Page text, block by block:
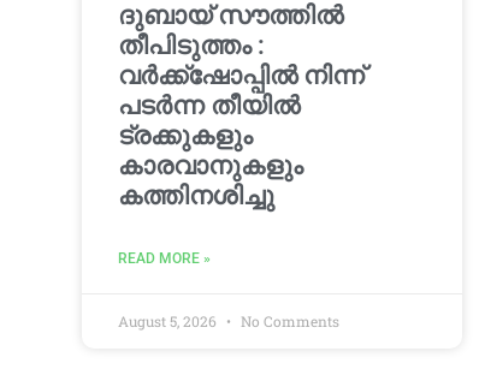
ദുബായ് സൗത്തിൽ
തീപിടുത്തം :
വർക്ക്‌ഷോപ്പിൽ നിന്ന്
പടർന്ന തീയിൽ
ട്രക്കുകളും
കാരവാനുകളും
കത്തിനശിച്ചു
READ MORE »
August 5, 2026 No Comments